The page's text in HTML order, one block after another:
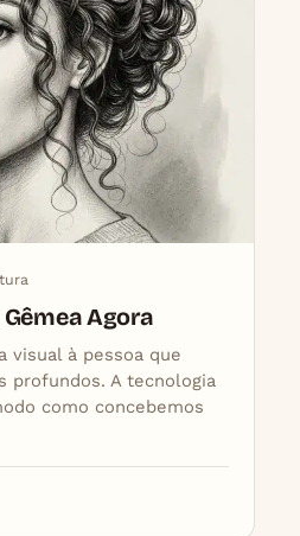
Agora
visual à pessoa que
profundos. A tecnologia
como concebemos